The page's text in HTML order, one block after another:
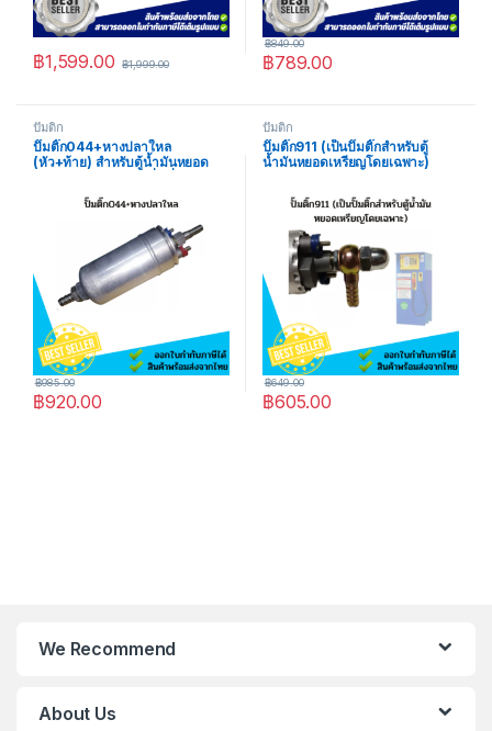
฿1,599.00 ฿1,999.00 ฿789.00
฿849.00
ปั๊มติ้ก
ปั๊มติ๊ก044+หางปลาใหล
(หัว+ท้าย) สำหรับตู้น้ำมันหยอด
สามารถเสียบสายน้ำมันแล้วใช้แค้
มรัดใช้งานได้เลย
฿920.00
฿985.00
ปั๊มติ้ก
ปั๊มติ๊ก911 (เป็นปั๊มติ๊กสำหรับตู้
น้ำมันหยอดเหรียญโดยเฉพาะ)
฿605.00
฿649.00
We Recommend
About Us